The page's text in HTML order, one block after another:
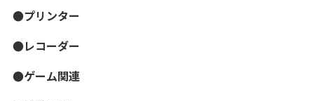
●プリンター
●レコーダー
●ゲーム関連